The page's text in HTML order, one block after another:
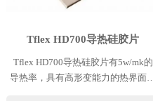
Tflex HD700导热硅胶片
Tflex HD700导热硅胶片有5w/mk的
导热率，具有高形变能力的热界面